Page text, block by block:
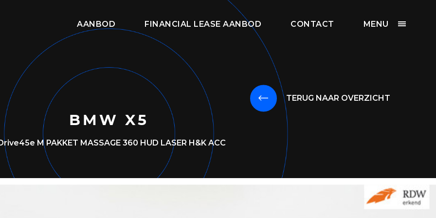
AANBOD FINANCIAL LEASE AANBOD CONTACT MENU
TERUG NAAR OVERZICHT
BMW X5
M PAKKET MASSAGE 360 HUD LASER H&K ACC